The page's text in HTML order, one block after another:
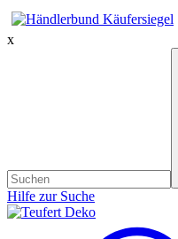
x
Hilfe zur Suche